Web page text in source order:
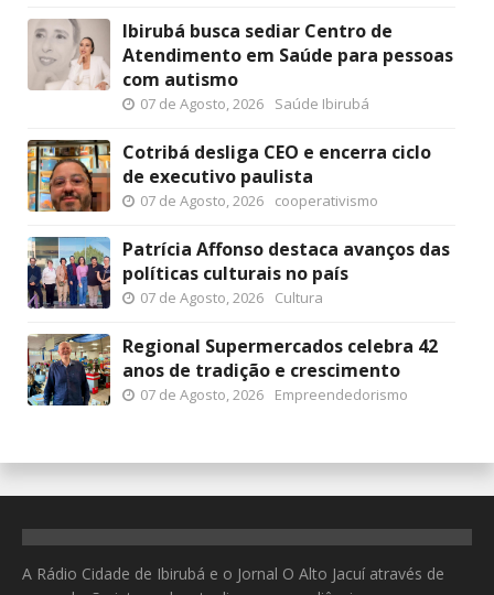
Ibirubá busca sediar Centro de
Atendimento em Saúde para pessoas
com autismo
07 de Agosto, 2026 Saúde Ibirubá
Cotribá desliga CEO e encerra ciclo
de executivo paulista
07 de Agosto, 2026 cooperativismo
Patrícia Affonso destaca avanços das
políticas culturais no país
07 de Agosto, 2026 Cultura
Regional Supermercados celebra 42
anos de tradição e crescimento
07 de Agosto, 2026 Empreendedorismo
A Rádio Cidade de Ibirubá e o Jornal O Alto Jacuí através de